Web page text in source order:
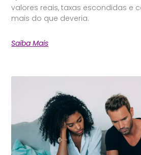
valores reais, taxas escondidas e
mais do que deveria.
Saiba Mais